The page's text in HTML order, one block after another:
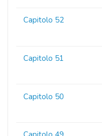
Capitolo 52
Capitolo 51
Capitolo 50